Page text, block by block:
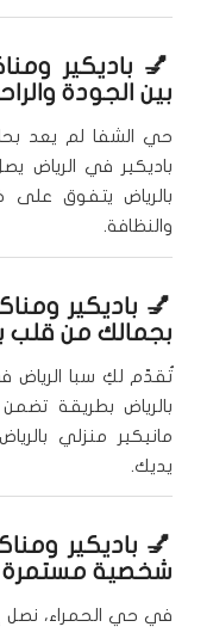
💅 باديكير
بين الجودة
حي الشفا لم يعد
باديكير في الرياض
بالرياض يتفوق على
والنظافة.
💅 باديكير
بجمالك من قلب
تُقدّم لكِ سبا الرياض
بالرياض بطريقة
مانيكير منزلي
يديك.
💅 باديكير
شخصية مستمرة
في حي الحمراء، نصل